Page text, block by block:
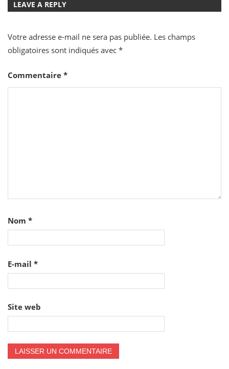
LEAVE A REPLY
Votre adresse e-mail ne sera pas publiée. Les champs
obligatoires sont indiqués avec *
Commentaire *
Nom *
E-mail *
Site web